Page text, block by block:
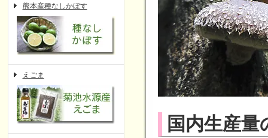
熊本産種なしかぼす
えごま
国内生産